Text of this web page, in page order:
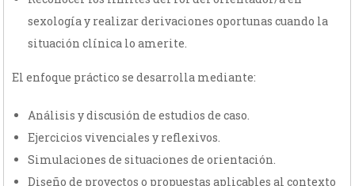
sexología y realizar derivaciones oportunas cuando la
situación clínica lo amerite.
El enfoque práctico se desarrolla mediante:
Análisis y discusión de estudios de caso.
Ejercicios vivenciales y reflexivos.
Simulaciones de situaciones de orientación.
Diseño de proyectos o propuestas aplicables al contexto